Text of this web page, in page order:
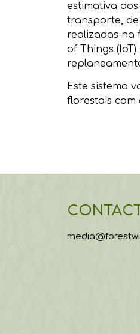
estimativa
transporte, de
realizadas na
of Things
Este sistema
florestais com